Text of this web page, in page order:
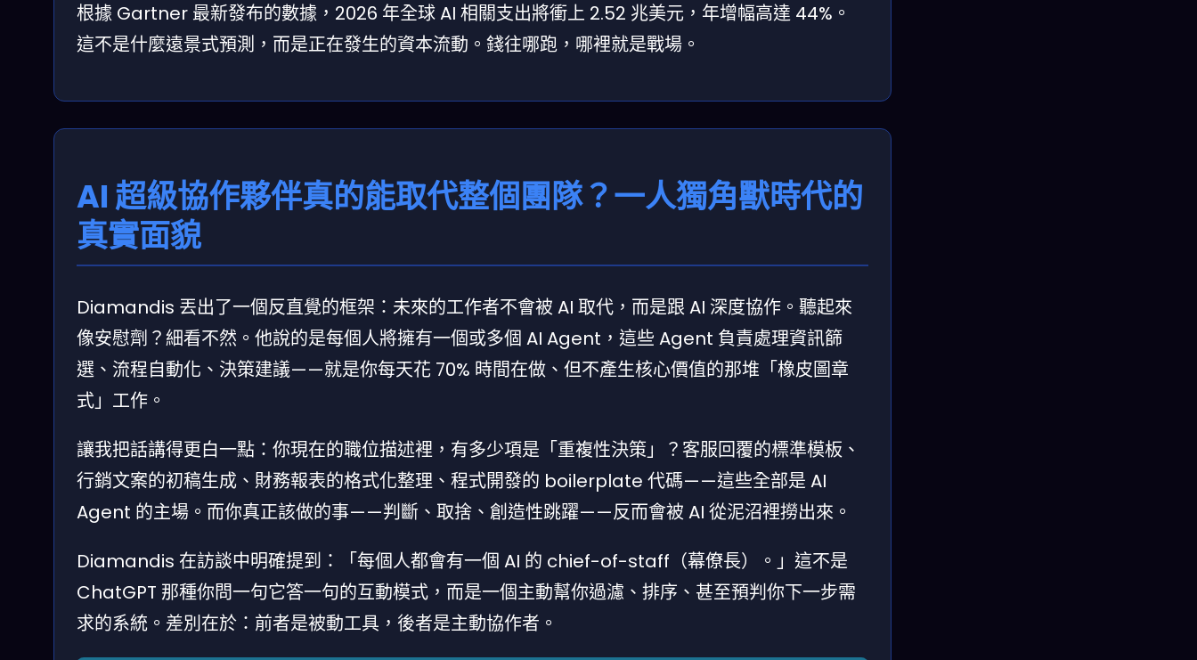
根據 Gartner 最新發布的數據，2026 年全球 AI 相關支出將衝上 2.52 兆美元，年增幅高達 44%。
這不是什麼遠景式預測，而是正在發生的資本流動。錢往哪跑，哪裡就是戰場。
AI 超級協作夥伴真的能取代整個團隊？一人獨角獸時代的
真實面貌
Diamandis 丟出了一個反直覺的框架：未來的工作者不會被 AI 取代，而是跟 AI 深度協作。聽起來
像安慰劑？細看不然。他說的是每個人將擁有一個或多個 AI Agent，這些 Agent 負責處理資訊篩
選、流程自動化、決策建議——就是你每天花 70% 時間在做、但不產生核心價值的那堆「橡皮圖章
式」工作。
讓我把話講得更白一點：你現在的職位描述裡，有多少項是「重複性決策」？客服回覆的標準模板、
行銷文案的初稿生成、財務報表的格式化整理、程式開發的 boilerplate 代碼——這些全部是 AI
Agent 的主場。而你真正該做的事——判斷、取捨、創造性跳躍——反而會被 AI 從泥沼裡撈出來。
Diamandis 在訪談中明確提到：「每個人都會有一個 AI 的 chief-of-staff（幕僚長）。」這不是
ChatGPT 那種你問一句它答一句的互動模式，而是一個主動幫你過濾、排序、甚至預判你下一步需
求的系統。差別在於：前者是被動工具，後者是主動協作者。